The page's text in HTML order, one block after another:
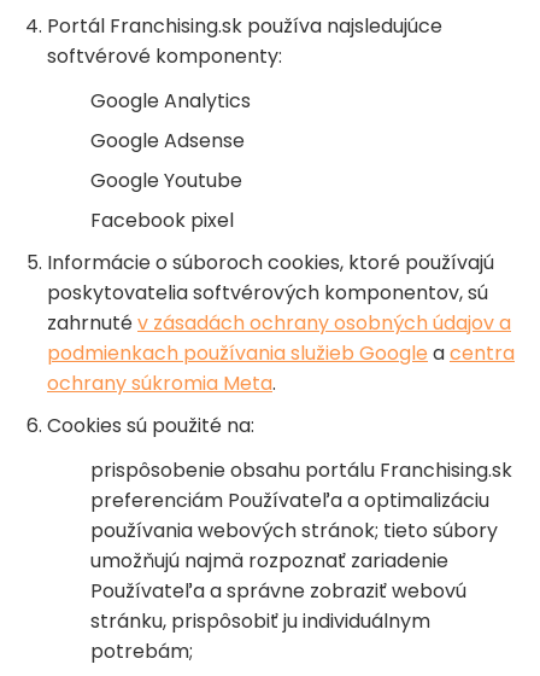
Portál Franchising.sk používa najsledujúce
softvérové komponenty:
Google Analytics
Google Adsense
Google Youtube
Facebook pixel
Informácie o súboroch cookies, ktoré používajú
poskytovatelia softvérových komponentov, sú
zahrnutév zásadách ochrany osobných údajov a
podmienkach používania služieb Google acentra
ochrany súkromia Meta.
Cookies sú použité na:
prispôsobenie obsahu portálu Franchising.sk
preferenciám Používateľa a optimalizáciu
používania webových stránok; tieto súbory
umožňujú najmä rozpoznať zariadenie
Používateľa a správne zobraziť webovú
stránku, prispôsobiť ju individuálnym
potrebám;